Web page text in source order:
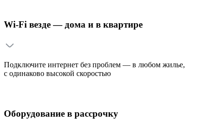
Wi-Fi везде — дома и в квартире
Подключите интернет без проблем — в любом жилье,
с одинаково высокой скоростью
Оборудование в рассрочку